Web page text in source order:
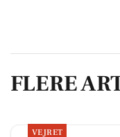
FLERE
VEJRET